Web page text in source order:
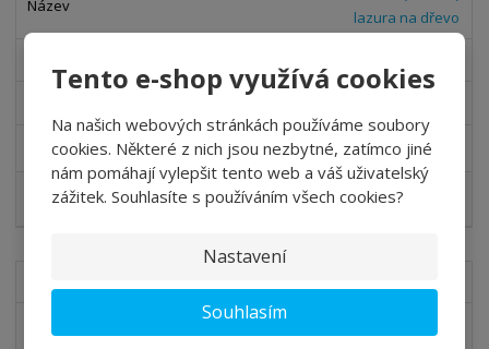
Tento e-shop využívá cookies
Na našich webových stránkách používáme soubory
cookies. Některé z nich jsou nezbytné, zatímco jiné
nám pomáhají vylepšit tento web a váš uživatelský
zážitek. Souhlasíte s používáním všech cookies?
Nastavení
Souhlasím
lazura na dřevo
od 630 Kč
Detail
Sikkens Cetol WF 960 - stříkací vrchní